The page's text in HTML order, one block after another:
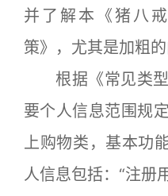
并了解本《猪八
策》，尤其是加粗的
根据《常见类型
要个人信息范围规
上购物类，基本功
人信息包括：“注册